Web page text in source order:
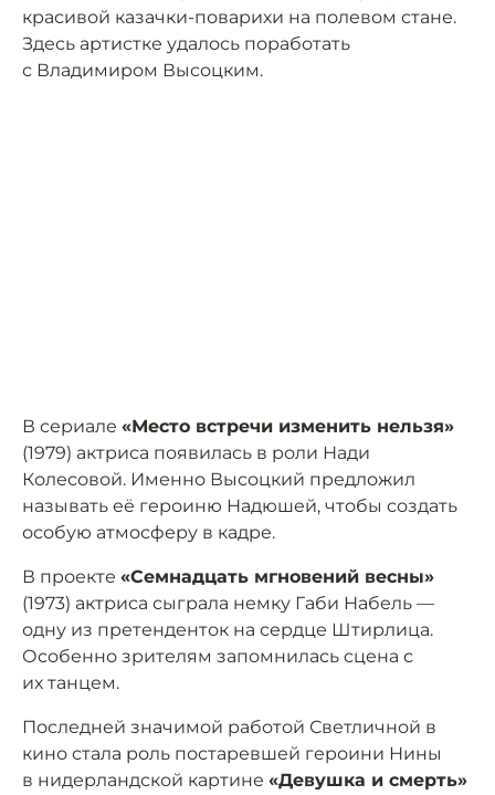
красивой казачки-поварихи на полевом стане.
Здесь артистке удалось поработать
с Владимиром Высоцким.
В сериале «Место встречи изменить нельзя»
(1979) актриса появилась в роли Нади
Колесовой. Именно Высоцкий предложил
называть её героиню Надюшей, чтобы создать
особую атмосферу в кадре.
В проекте «Семнадцать мгновений весны»
(1973) актриса сыграла немку Габи Набель —
одну из претенденток на сердце Штирлица.
Особенно зрителям запомнилась сцена с
их танцем.
Последней значимой работой Светличной в
кино стала роль постаревшей героини Нины
в нидерландской картине «Девушка и смерть»